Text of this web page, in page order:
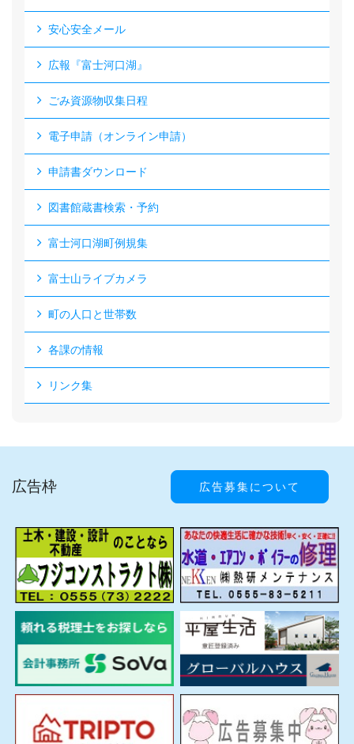
安心安全メール
広報『富士河口湖』
ごみ資源物収集日程
電子申請（オンライン申請）
申請書ダウンロード
図書館蔵書検索・予約
富士河口湖町例規集
富士山ライブカメラ
町の人口と世帯数
各課の情報
リンク集
広告枠 広告募集について